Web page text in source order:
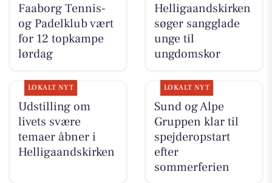
Faaborg Tennis-
og Padelklub vært
for 12 topkampe
lørdag
Helligaandskirken
søger sangglade
unge til
ungdomskor
LOKALT NYT
Udstilling om
livets svære
temaer åbner i
Helligaandskirken
LOKALT NYT
Sund og Alpe
Gruppen klar til
spejderopstart
efter
sommerferien